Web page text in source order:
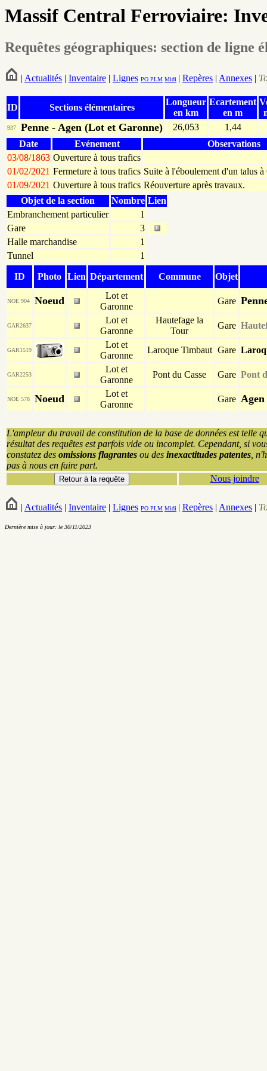
Massif Central Ferroviaire:
Requêtes géographiques: section de ligne
| Actualités | Inventaire | Lignes PO PLM Midi | Repères | Annexes |
ID Sections élémentaires
Longueur
en km
Ecartement
en m
937 Penne - Agen (Lot et Garonne) 26,053
1,44
Date
Evénement
Observations
03/08/1863 Ouverture à tous trafics
01/02/2021 Fermeture à tous trafics Suite à l'éboulement d'un talus à
01/09/2021 Ouverture à tous trafics Réouverture après travaux.
Objet de la section
Nombre Lien
Embranchement particulier
1
Gare
3
Halle marchandise
1
Tunnel
1
ID Photo Lien Département Commune Objet
NOE 904 Noeud
Lot et
Garonne
Gare
GAR2637
Lot et
Garonne
Hautefage la
Tour
Gare
GAR1519
Lot et
Garonne
Laroque Timbaut Gare
GAR2253
Lot et
Garonne
Pont du Casse Gare Pont
NOE 578 Noeud
Lot et
Garonne
Gare Agen
L'ampleur du travail de constitution de la base de données est telle
résultat des requêtes est parfois vide ou incomplet. Cependant, si
constatez des omissions flagrantes ou des inexactitudes patentes ,
pas à nous en faire part.
Nous joindre
| Actualités | Inventaire | Lignes PO PLM Midi | Repères | Annexes |
Dernière mise à jour: le 30/11/2023